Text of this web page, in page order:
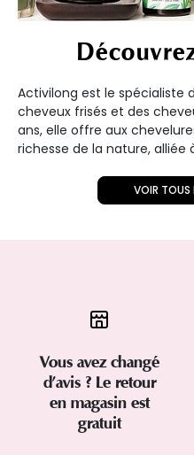
Activilong est le spécialiste
cheveux frisés et des
ans, elle offre aux
richesse de la nature,
VOIR TOUS
Vous avez changé
d’avis ? Le retour
en magasin est
gratuit